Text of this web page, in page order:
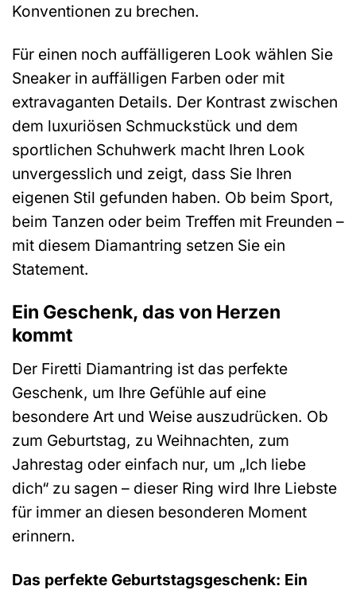
Konventionen zu brechen.
Für einen noch auffälligeren Look wählen Sie
Sneaker in auffälligen Farben oder mit
extravaganten Details. Der Kontrast zwischen
dem luxuriösen Schmuckstück und dem
sportlichen Schuhwerk macht Ihren Look
unvergesslich und zeigt, dass Sie Ihren
eigenen Stil gefunden haben. Ob beim Sport,
beim Tanzen oder beim Treffen mit Freunden –
mit diesem Diamantring setzen Sie ein
Statement.
Ein Geschenk, das von Herzen
kommt
Der Firetti Diamantring ist das perfekte
Geschenk, um Ihre Gefühle auf eine
besondere Art und Weise auszudrücken. Ob
zum Geburtstag, zu Weihnachten, zum
Jahrestag oder einfach nur, um „Ich liebe
dich“ zu sagen – dieser Ring wird Ihre Liebste
für immer an diesen besonderen Moment
erinnern.
Das perfekte Geburtstagsgeschenk: Ein